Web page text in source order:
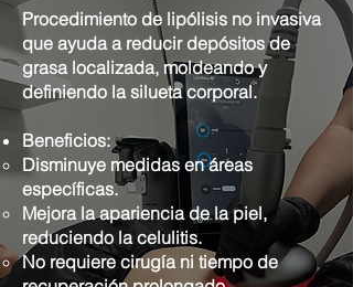
Procedimiento de lipólisis no invasiva
que ayuda a reducir depósitos de
grasa localizada, moldeando y
definiendo la silueta corporal.
Beneficios:
Disminuye medidas en áreas
específicas.
Mejora la apariencia de la piel,
reduciendo la celulitis.
No requiere cirugía ni tiempo de